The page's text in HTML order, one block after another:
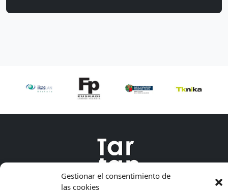
Gestionar el consentimiento de
las cookies